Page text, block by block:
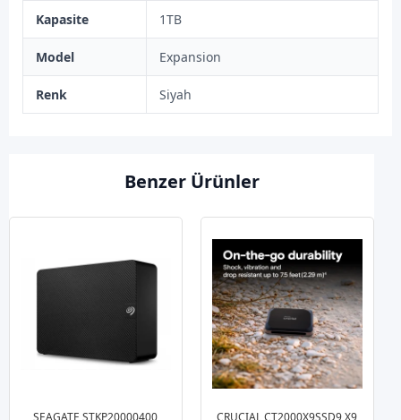
Kapasite 1TB
Model Expansion
Renk Siyah
Benzer Ürünler
SEAGATE STKP20000400
CRUCIAL CT2000X9SSD9 X9